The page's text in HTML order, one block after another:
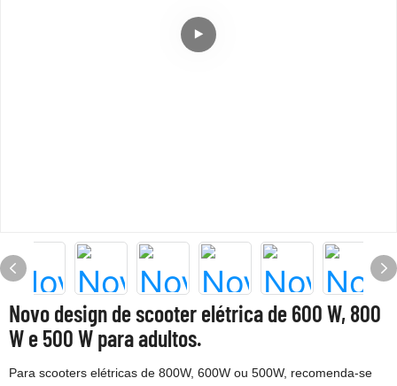
Novo design de scooter elétrica de 600 W, 800
W e 500 W para adultos.
Para scooters elétricas de 800W, 600W ou 500W, recomenda-se